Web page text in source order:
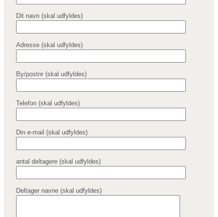
Dit navn (skal udfyldes)
Adresse (skal udfyldes)
By/postnr (skal udfyldes)
Telefon (skal udfyldes)
Din e-mail (skal udfyldes)
antal deltagere (skal udfyldes)
Deltager navne (skal udfyldes)